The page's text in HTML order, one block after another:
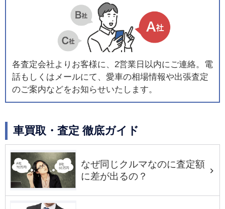
各査定会社よりお客様に、2営業日以内にご連絡。電
話もしくはメールにて、愛車の相場情報や出張査定
のご案内などをお知らせいたします。
車買取・査定 徹底ガイド
なぜ同じクルマなのに査定額
に差が出るの？